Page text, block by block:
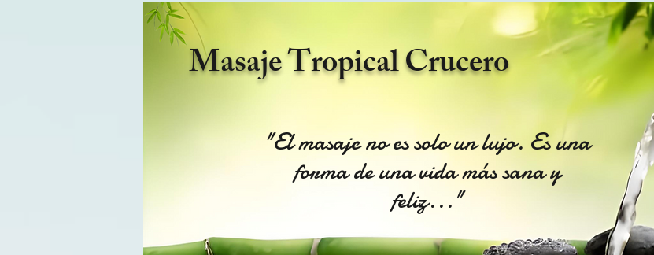
Masaje Tropical Crucero
"El masaje no es solo un lujo. Es una
forma de una vida más sana y
feliz..."